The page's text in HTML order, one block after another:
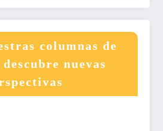
columnas de
nuevas